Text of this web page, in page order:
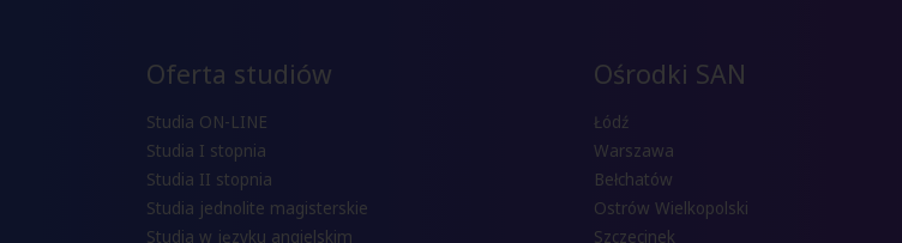
Oferta studiów
Studia ON-LINE
Studia I stopnia
Studia II stopnia
Studia jednolite magisterskie
Studia w języku angielskim
Ośrodki SAN
Łódź
Warszawa
Bełchatów
Ostrów Wielkopolski
Szczecinek